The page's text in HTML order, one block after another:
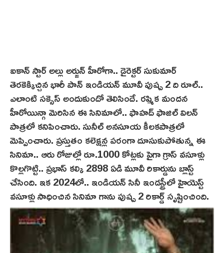
ఐకాన్ స్టార్ అల్లు అర్జున్ హీరోగా.. డైరెక్టర్ సుకుమార్
తెర‌కెక్కిచ్చిన భారీ పాన్‌ ఇండియన్ మూవీ పుష్ప 2 ది రూల్..
ఎలాంటి సక్సెస్ అందుకుందో తెలిసిందే. రష్మిక మందన
హీరోయిన్గా మెరిసిన ఈ సినిమాలో.. ఫాహ‌ద్ ఫాజిల్ విల‌న్
పాత్రలో కనిపించారు. సునీల్ అనసూయ కీలకపాత్రలో
మెప్పించారు. ప్రస్తుతం కలెక్షన్ల పరంగా దూసుకుపోతున్న ఈ
సినిమా.. ఆరు రోజుల్లో రూ.1000 కోట్లకు పైగా గ్రాస్ వసూళ్లు
కొల్లగొట్టి.. ప్రభాస్ కల్కి 2898 ఏడి మూవీ రికార్డును బ్లాస్ట్
చేసింది. ఇక 2024లో.. ఇండియన్ సినీ ఇండస్ట్రీలో హైయెస్ట్
వసూళ్లు సాధించిన సినిమా గాను పుష్ప 2 రికార్డ్ సృష్టించింది.